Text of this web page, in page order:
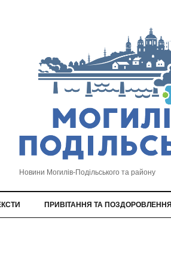
Новини Могилів-Подільського та району
ПРИВІТАННЯ ТА ПОЗДОРОВЛЕННЯ